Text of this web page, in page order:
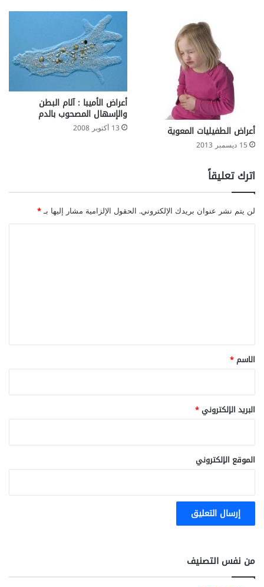
أعراض الطفيليات المعوية
15 ديسمبر 2013
أعراض الأميبا : آلام البطن
والإسهال المصحوب بالدم
13 أكتوبر 2008
اترك تعليقاً
لن يتم نشر عنوان بريدك الإلكتروني. الحقول الإلزامية مشار إليها بـ*
*
الاسم*
البريد الإلكتروني*
الموقع الإلكتروني
من نفس التصنيف